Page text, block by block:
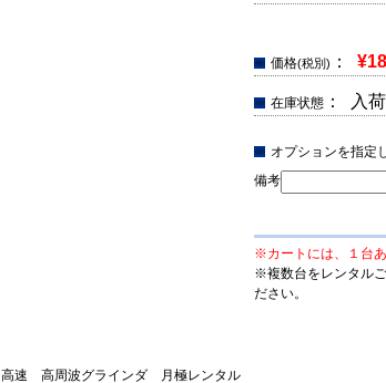
価格(税別) ：
在庫状態： 入
オプションを指定
備考
※カートには、１台
※複数台をレンタル
ださい。
高速 高周波グラインダ 月極レンタル